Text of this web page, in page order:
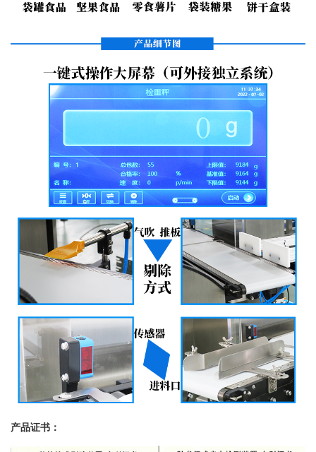
产品证书：